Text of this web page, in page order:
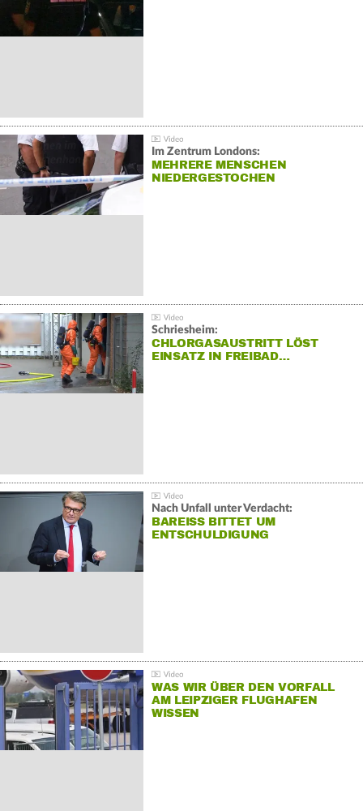
Im Zentrum Londons:
MEHRERE MENSCHEN
NIEDERGESTOCHEN
Schriesheim:
CHLORGASAUSTRITT LÖST
EINSATZ IN FREIBAD…
Nach Unfall unter Verdacht:
BAREISS BITTET UM E
NTSCHULDIGUNG
WAS WIR ÜBER DEN VORFALL
AM LEIPZIGER FLUGHAFEN
WISSEN